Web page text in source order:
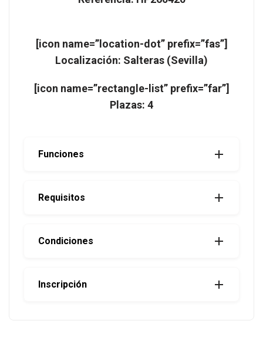
[icon name=”location-dot” prefix=”fas”]
Localización: Salteras (Sevilla)
[icon name=”rectangle-list” prefix=”far”]
Plazas: 4
Funciones
Requisitos
Condiciones
Inscripción